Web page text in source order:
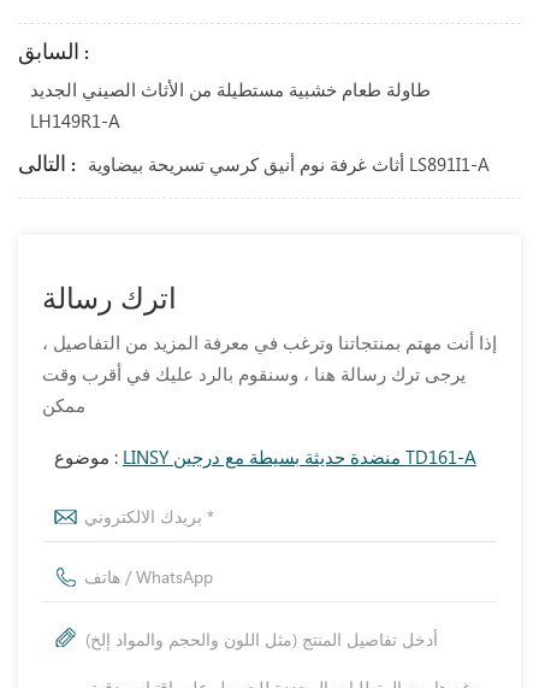
السابق :
طاولة طعام خشبية مستطيلة من الأثاث الصيني الجديد
LH149R1-A
التالى : أثاث غرفة نوم أنيق كرسي تسريحة بيضاوية LS891I1-A
اترك رسالة
إذا أنت مهتم بمنتجاتنا وترغب في معرفة المزيد من التفاصيل ،
يرجى ترك رسالة هنا ، وسنقوم بالرد عليك في أقرب وقت
ممكن
موضوع : LINSY منضدة حديثة بسيطة مع درجين TD161-A